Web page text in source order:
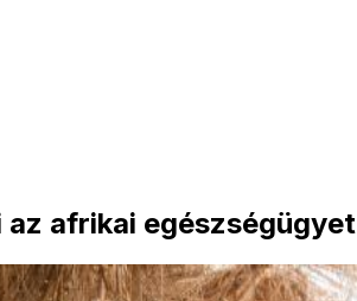
afrikai egészségügyet